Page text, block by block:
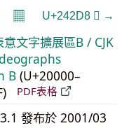
𝄜 U+242D8 𤋘 →
意文字擴展區B / CJK
B (U+20000–
PDF表格
發布於 2001/03